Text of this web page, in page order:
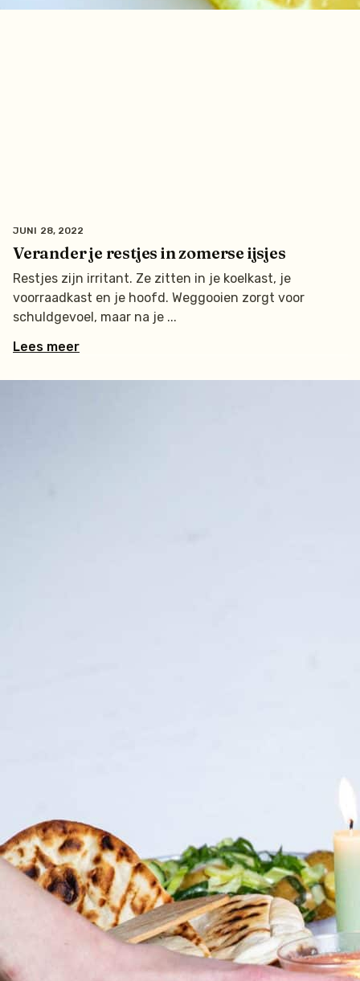
Verander je restjes in zomerse ijsjes
JUNI 28, 2022
Restjes zijn irritant. Ze zitten in je koelkast, je
voorraadkast en je hoofd. Weggooien zorgt voor
schuldgevoel, maar na je
Lees meer